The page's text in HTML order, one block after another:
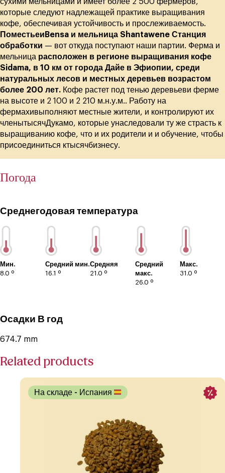
которые следуют надлежащей практике выращивания
кофе, обеспечивая устойчивость и прослеживаемость.
ПоместьеиBensa и мельница Shantawene Станция
обработки — вот откуда поступают наши партии. Ферма и
мельница расположен в регионе выращивания кофе
Sidama, в 10 км от города Дайе в Эфиопии, среди
натуральных лесов и местных деревьев возрастом
более 200 лет. Кофе растет под тенью деревьеви ферме
на высоте и 2 100 и 2 210 м.н.у.м.. Работу на
фермахивыполняют местные жители, и контролируют их
членытысячДукамо, которые унаследовали ту же страсть к
выращиванию кофе, что и их родители и и обучение, чтобы
присоединиться ктысячбизнесу.
Погода
Среднегодовая температура
Мин.
8.0 º
Средний мин.
16.1 º
Средняя
21.0 º
Средний
макс.
26.0 º
Макс.
31.0 º
Осадки В год
674.7 mm
Related products
На складе - Испания